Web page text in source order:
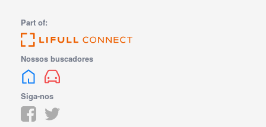
Part of:
Nossos buscadores
Siga-nos